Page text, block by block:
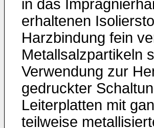
in das
erhaltenen
Harzbindung fein
Metallsalzpartikeln
Verwendung zur
gedruckter
Leiterplatten mit
teilweise